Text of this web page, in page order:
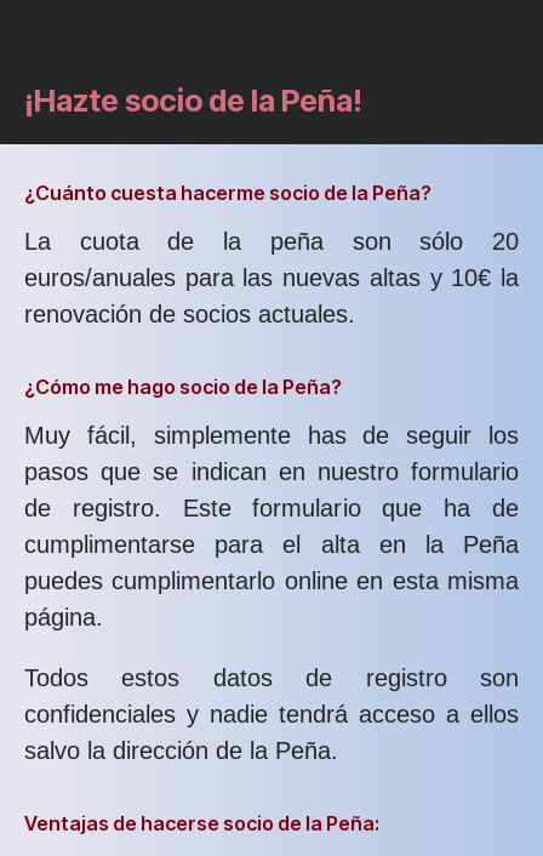
¡Hazte socio de la Peña!
¿Cuánto cuesta hacerme socio de la Peña?
La cuota de la peña son sólo 20
euros/anuales para las nuevas altas y 10€ la
renovación de socios actuales.
¿Cómo me hago socio de la Peña?
Muy fácil, simplemente has de seguir los
pasos que se indican en nuestro formulario
de registro. Este formulario que ha de
cumplimentarse para el alta en la Peña
puedes cumplimentarlo online en esta misma
página.
Todos estos datos de registro son
confidenciales y nadie tendrá acceso a ellos
salvo la dirección de la Peña.
Ventajas de hacerse socio de la Peña: